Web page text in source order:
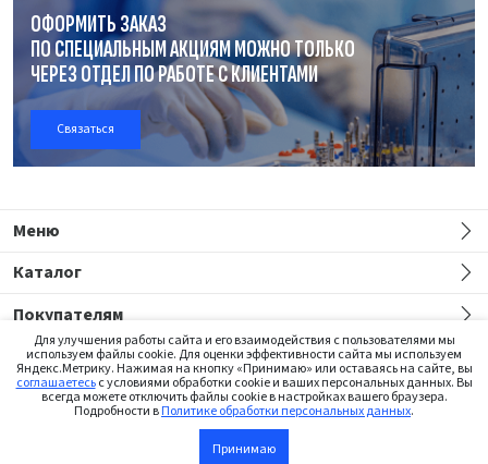
В корзину
ОФОРМИТЬ ЗАКАЗ
ПО СПЕЦИАЛЬНЫМ АКЦИЯМ МОЖНО ТОЛЬКО
ЧЕРЕЗ ОТДЕЛПО РАБОТЕС КЛИЕНТАМИ
Связаться
Меню
Каталог
Покупателям
Сайт предназначен только для медицинских работников
©2026 Institut Straumann AG
Для улучшения работы сайта и его взаимодействия с пользователями мы
используем файлы cookie. Для оценки эффективности сайта мы используем
Яндекс.Метрику. Нажимая на кнопку «Принимаю» или оставаясь на сайте, вы
соглашаетесьс условиями обработки cookie и ваших персональных данных. Вы
всегда можете отключить файлы cookie в настройках вашего браузера.
Подробности вПолитике обработки персональных данных.
Принимаю